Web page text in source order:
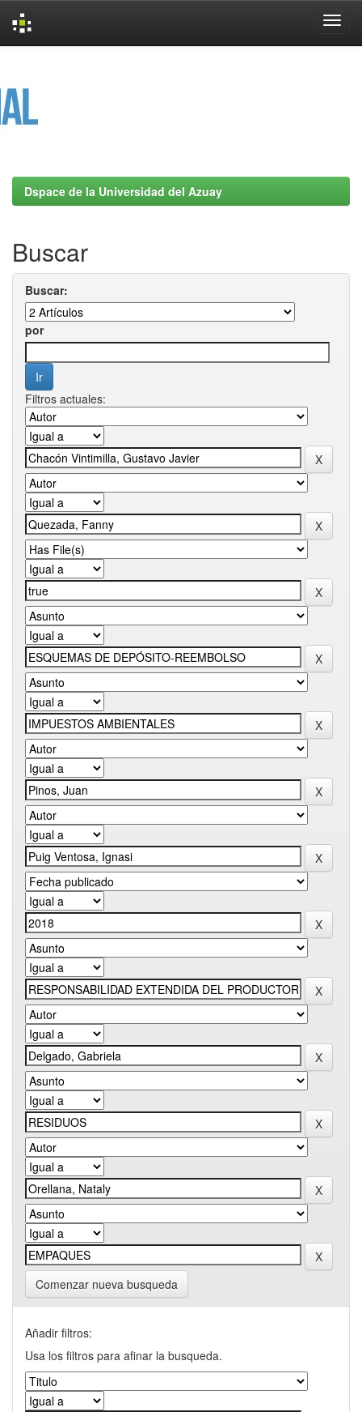
Dspace de la Universidad del Azuay
Buscar
Buscar:
por
Filtros actuales:
Comenzar nueva busqueda
Añadir filtros:
Usa los filtros para afinar la busqueda.